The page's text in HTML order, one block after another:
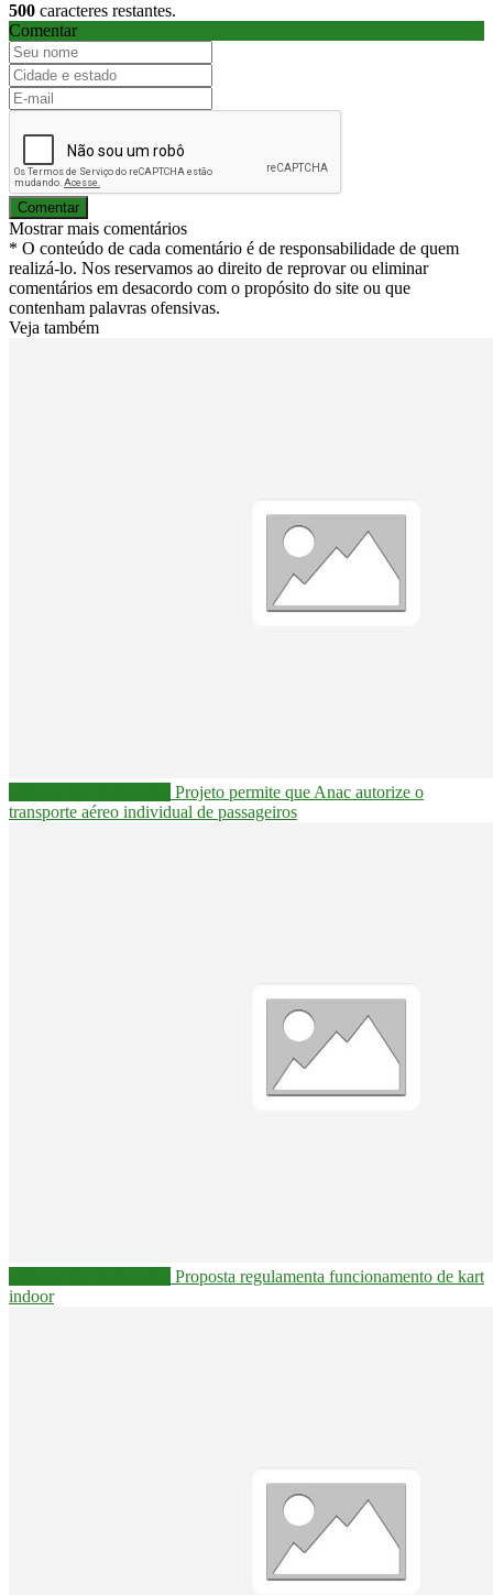
500 caracteres restantes.
Comentar
Comentar
Mostrar mais comentários
* O conteúdo de cada comentário é de responsabilidade de quem
realizá-lo. Nos reservamos ao direito de reprovar ou eliminar
comentários em desacordo com o propósito do site ou que
contenham palavras ofensivas.
Veja também
Projeto permite que Anac autorize o
transporte aéreo individual de passageiros
Proposta regulamenta funcionamento de kart
indoor